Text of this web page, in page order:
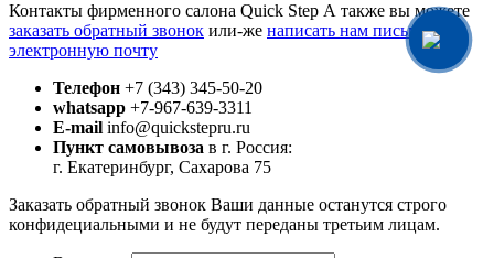
Контакты фирменного салона Quick Step А также вы можете
заказать обратный звонок или-же написать нам письмо на
электронную почту
Телефон +7 (343) 345-50-20
whatsapp +7-967-639-3311
E-mail info@quickstepru.ru
Пункт самовывоза в г. Россия:
г. Екатеринбург, Сахарова 75
Заказать обратный звонок Ваши данные останутся строго
конфидециальными и не будут переданы третьим лицам.